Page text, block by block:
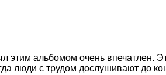
этим альбомом очень впечатлен.
люди с трудом дослушивают до